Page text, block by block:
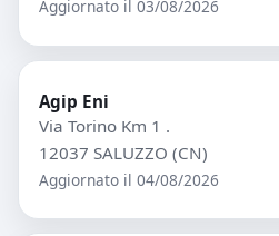
Aggiornato il 03/08/2026
Agip Eni
Via Torino Km 1 .
12037 SALUZZO (CN)
Aggiornato il 04/08/2026